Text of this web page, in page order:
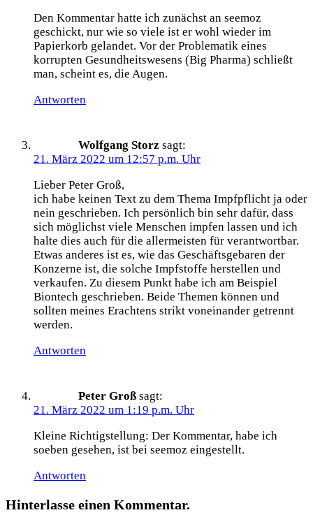
Den Kommentar hatte ich zunächst an seemoz
geschickt, nur wie so viele ist er wohl wieder im
Papierkorb gelandet. Vor der Problematik eines
korrupten Gesundheitswesens (Big Pharma) schließt
man, scheint es, die Augen.
Antworten
Wolfgang Storz sagt:
21. März 2022 um 12:57 p.m. Uhr
Lieber Peter Groß,
ich habe keinen Text zu dem Thema Impfpflicht ja oder
nein geschrieben. Ich persönlich bin sehr dafür, dass
sich möglichst viele Menschen impfen lassen und ich
halte dies auch für die allermeisten für verantwortbar.
Etwas anderes ist es, wie das Geschäftsgebaren der
Konzerne ist, die solche Impfstoffe herstellen und
verkaufen. Zu diesem Punkt habe ich am Beispiel
Biontech geschrieben. Beide Themen können und
sollten meines Erachtens strikt voneinander getrennt
werden.
Antworten
Peter Groß sagt:
21. März 2022 um 1:19 p.m. Uhr
Kleine Richtigstellung: Der Kommentar, habe ich
soeben gesehen, ist bei seemoz eingestellt.
Antworten
Hinterlasse einen Kommentar.